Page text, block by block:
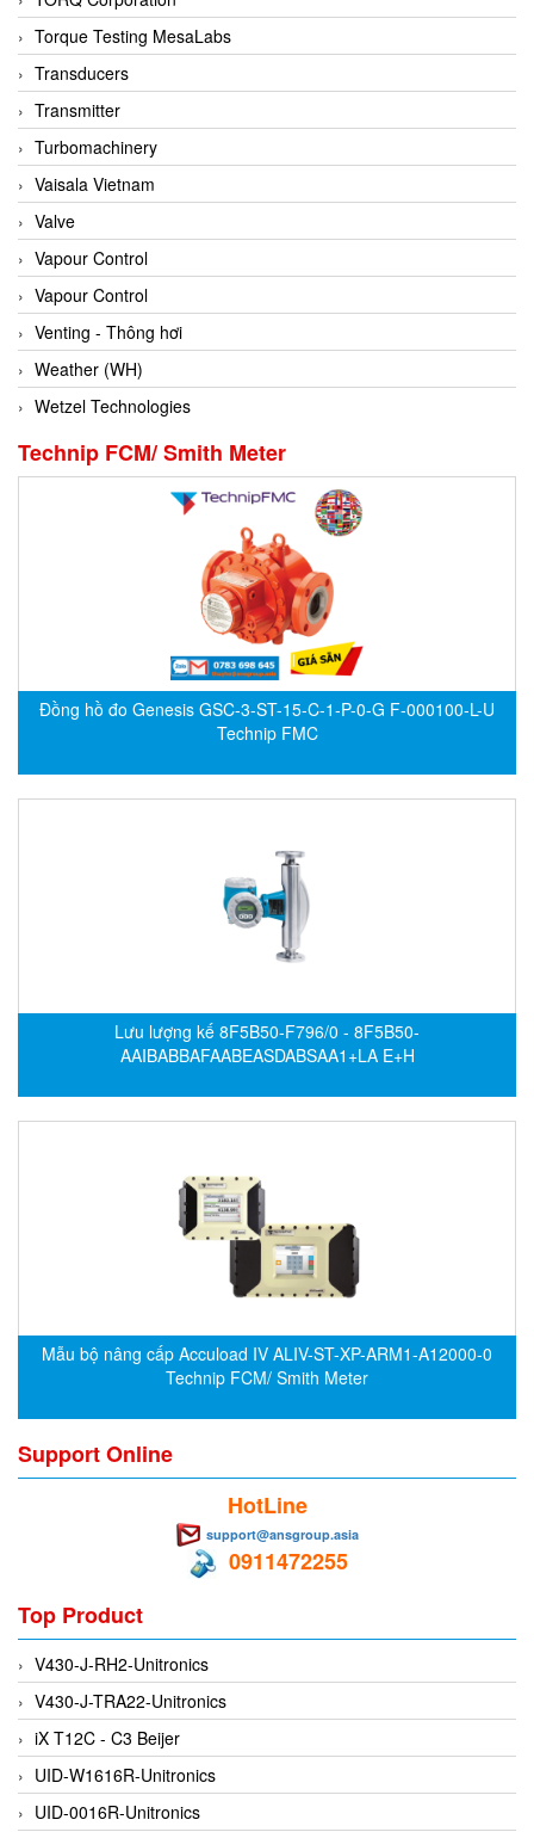
Conch
Conductix/ WAMPFLER
Contrec
Contrinex
Control Solution Minesota
Copeland
Cortem
Cosa Xentaur
Cosil
Coulton
Crouzet
Crowcon
Crutec Dust Zero Vietnam
cs-instruments
Cygnus
Debron VietNam
DESAX
Diakont
Di-Soric
Di-Soric
Dixon Valve
Doctor Led Vietnam
DOLD - Autho ANS
Dold Vietnam
Torque Testing MesaLabs
Transducers
Transmitter
Turbomachinery
Vaisala Vietnam
Valve
Vapour Control
Vapour Control
Venting - Thông hơi
Weather (WH)
Wetzel Technologies
Technip FCM/ Smith Meter
Đồng hồ đo Genesis GSC-3-ST-15-C-1-P-0-G F-000100-L-U
Technip FMC
Lưu lượng kế 8F5B50-F796/0 - 8F5B50-
AAIBABBAFAABEASDABSAA1+LA E+H
Mẫu bộ nâng cấp Accuload IV ALIV-ST-XP-ARM1-A12000-0
Technip FCM/ Smith Meter
Support Online
HotLine
support@ansgroup.asia
0911472255
Top Product
V430-J-RH2-Unitronics
V430-J-TRA22-Unitronics
iX T12C - C3 Beijer
UID-W1616R-Unitronics
UID-0016R-Unitronics